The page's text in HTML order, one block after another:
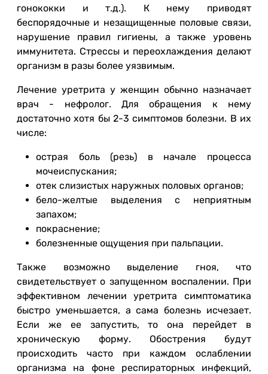
гонококки и т.д.). К нему приводят
беспорядочные и незащищенные половые связи,
нарушение правил гигиены, а также уровень
иммунитета. Стрессы и переохлаждения делают
организм в разы более уязвимым.
Лечение уретрита у женщин обычно назначает
врач - нефролог. Для обращения к нему
достаточно хотя бы 2-3 симптомов болезни. В их
числе:
острая боль (резь) в начале процесса
мочеиспускания;
отек слизистых наружных половых органов;
бело-желтые выделения с неприятным
запахом;
покраснение;
болезненные ощущения при пальпации.
Также возможно выделение гноя, что
свидетельствует о запущенном воспалении. При
эффективном лечении уретрита симптоматика
быстро уменьшается, а сама болезнь исчезает.
Если же ее запустить, то она перейдет в
хроническую форму. Обострения будут
происходить часто при каждом ослаблении
организма на фоне респираторных инфекций,